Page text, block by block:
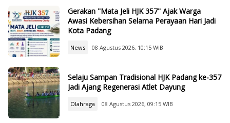
Gerakan "Mata Jeli HJK 357" Ajak Warga
Awasi Kebersihan Selama Perayaan Hari Jadi
Kota Padang
News 08 Agustus 2026, 10:15 WIB
Selaju Sampan Tradisional HJK Padang ke-357
Jadi Ajang Regenerasi Atlet Dayung
Olahraga 08 Agustus 2026, 09:15 WIB